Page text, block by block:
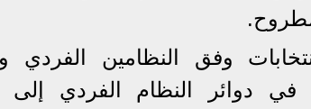
وفق النظامين الفردي
في دوائر النظام الفردي إلى